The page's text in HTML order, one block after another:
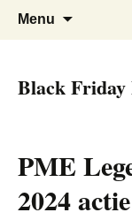
Black
De beste
Menu
Black
PME
2024 actie